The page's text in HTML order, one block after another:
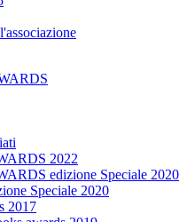
2022
edizione Speciale 2020
Speciale 2020
2017